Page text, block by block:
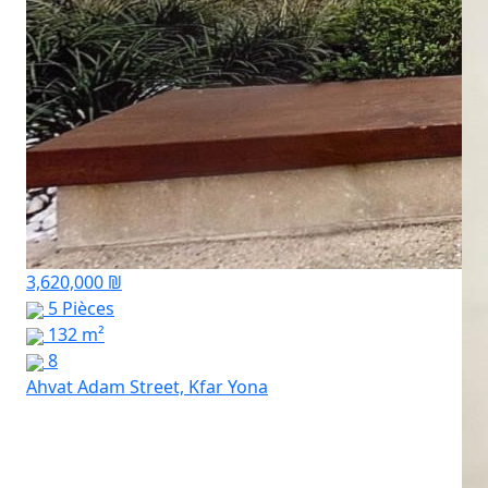
3,620,000 ₪
5 Pièces
132 m²
8
Ahvat Adam Street, Kfar Yona